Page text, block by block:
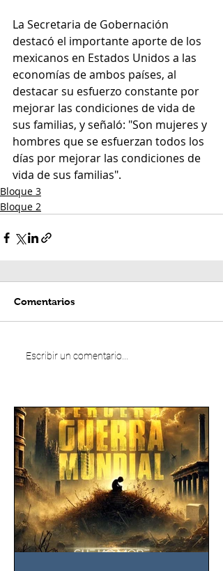
La Secretaria de Gobernación
destacó el importante aporte de los
mexicanos en Estados Unidos a las
economías de ambos países, al
destacar su esfuerzo constante por
mejorar las condiciones de vida de
sus familias, y señaló: "Son mujeres y
hombres que se esfuerzan todos los
días por mejorar las condiciones de
vida de sus familias".
Bloque 3
Bloque 2
Comentarios
Escribir un comentario...